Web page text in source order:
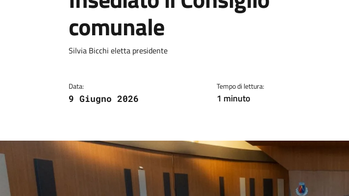
comunale
Dettagli
Descrizione breve
Silvia Bicchi eletta presidente
Data:
9 Giugno 2026
Tempo di lettura:
1 minuto